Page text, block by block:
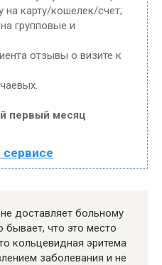
на карту/кошелек/счет;
групповые и
отзывы о визите к
первый месяц
сервисе
доставляет больному
что это место
кольцевидная эритема
заболевания и не